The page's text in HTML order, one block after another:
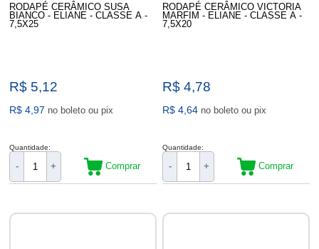
RODAPÉ CERÂMICO SUSA
BIANCO - ELIANE - CLASSE A -
7,5X25
R$ 5,12
R$ 4,97 no boleto ou pix
Quantidade:
- + Comprar
RODAPÉ CERÂMICO VICTORIA
MARFIM - ELIANE - CLASSE A -
7,5X20
R$ 4,78
R$ 4,64 no boleto ou pix
Quantidade:
- + Comprar